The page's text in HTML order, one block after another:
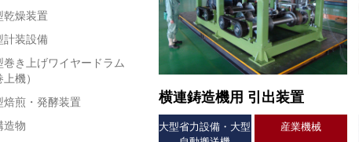
乾燥装置
計装設備
巻き上げワイヤードラム
上機）
焙煎・発酵装置
造物
横連鋳造機用 引出装置
大型省力設備・大型
産業機械